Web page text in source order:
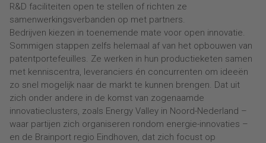
R&D faciliteiten open te stellen of richten ze
samenwerkingsverbanden op met partners.
Bedrijven kiezen in toenemende mate voor open innovatie.
Sommigen stappen zelfs helemaal af van het opbouwen van
patentportefeuilles. Ze werken in hun productieketen samen
met kenniscentra, leveranciers én concurrenten om ideeën
zo snel mogelijk naar de markt te kunnen brengen. Dat uit
zich onder andere in de komst van zogenaamde
innovatieclusters, zoals Energy Valley in Noord-Nederland –
waar partijen zich organiseren rondom energie-innovaties –
en de Brainport regio Eindhoven, dat zich focust op